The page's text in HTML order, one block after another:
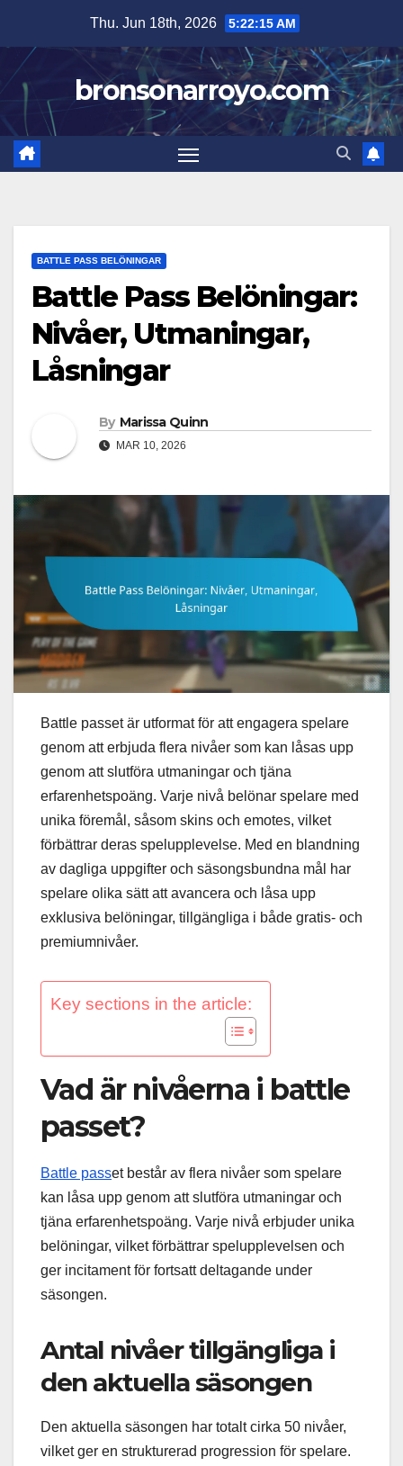
content
Thu. Jun 18th, 2026 5:22:16 AM
bronsonarroyo.com
BATTLE PASS BELÖNINGAR
Battle Pass Belöningar:
Nivåer, Utmaningar,
Låsningar
By Marissa Quinn
MAR 10, 2026
Battle passet är utformat för att engagera spelare
genom att erbjuda flera nivåer som kan låsas upp
genom att slutföra utmaningar och tjäna
erfarenhetspoäng. Varje nivå belönar spelare med
unika föremål, såsom skins och emotes, vilket
förbättrar deras spelupplevelse. Med en blandning
av dagliga uppgifter och säsongsbundna mål har
spelare olika sätt att avancera och låsa upp
exklusiva belöningar, tillgängliga i både gratis- och
premiumnivåer.
Key sections in the article:
Vad är nivåerna i battle
passet?
Battle passet består av flera nivåer som spelare
kan låsa upp genom att slutföra utmaningar och
tjäna erfarenhetspoäng. Varje nivå erbjuder unika
belöningar, vilket förbättrar spelupplevelsen och
ger incitament för fortsatt deltagande under
säsongen.
Antal nivåer tillgängliga i
den aktuella säsongen
Den aktuella säsongen har totalt cirka 50 nivåer,
vilket ger en strukturerad progression för spelare.